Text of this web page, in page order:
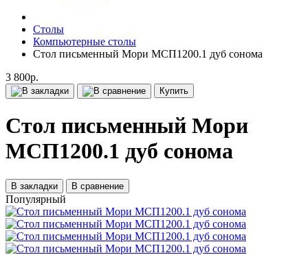
Столы
Компьютерные столы
Стол письменный Мори МСП1200.1 дуб сонома
3 800р.
Купить
Стол письменный Мори
МСП1200.1 дуб сонома
В закладки В сравнение
Популярный